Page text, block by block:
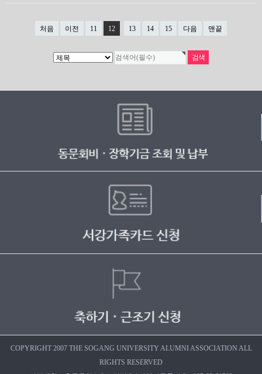
처음 이전 11 12 13 14 15 다음 맨끝
COPYRIGHT 2007 THE SOGANG UNIVERSITY ALUMNI ASSOCIATION ALL
RIGHTS RESERVED